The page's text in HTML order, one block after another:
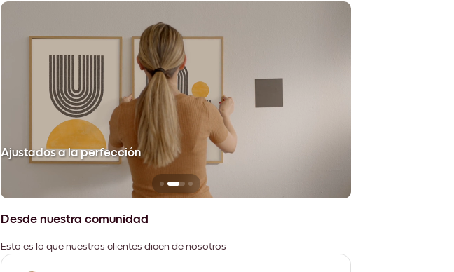
Ajustados a la perfección
Desde nuestra comunidad
Esto es lo que nuestros clientes dicen de nosotros